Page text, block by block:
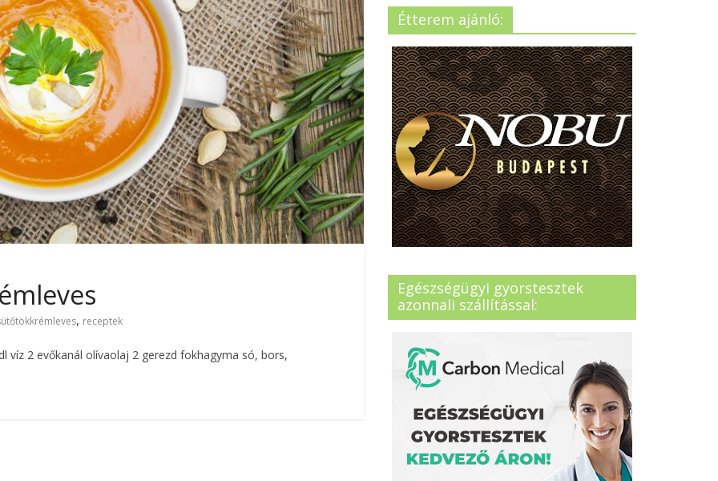
, receptek
víz 2 evőkanál olívaolaj 2 gerezd fokhagyma só, bors,
Étterem ajánló:
Egészségügyi gyorstesztek
azonnali szállítással: